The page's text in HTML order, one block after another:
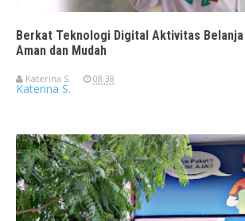
Berkat Teknologi Digital Aktivitas
Aman dan Mudah
Katerina S. 08.38
Katerina S.